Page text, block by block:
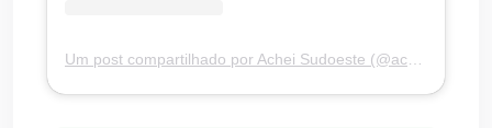
Um post compartilhado por Achei Sudoeste (@acheisudoesteoficial)